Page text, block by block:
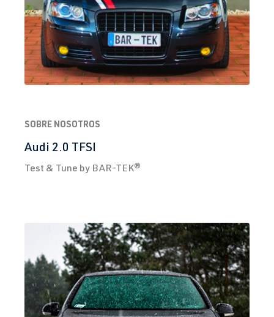
SOBRE NOSOTROS
Audi 2.0 TFSI
Test & Tune by BAR-TEK®